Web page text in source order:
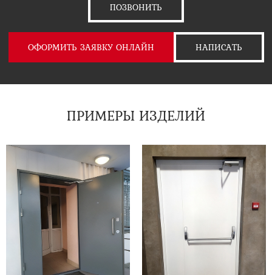
ПОЗВОНИТЬ
ОФОРМИТЬ ЗАЯВКУ ОНЛАЙН НАПИСАТЬ
ПРИМЕРЫ ИЗДЕЛИЙ